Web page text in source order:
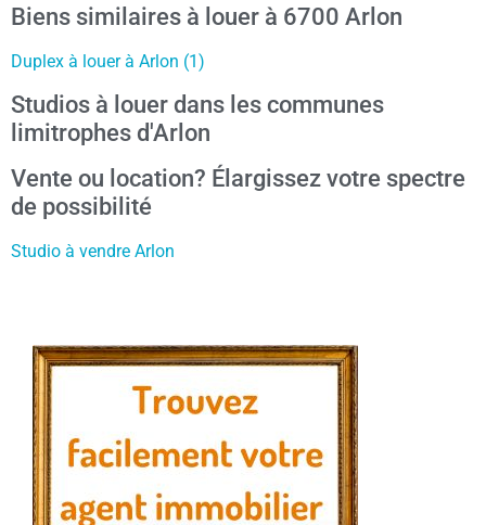
Biens similaires à louer à 6700 Arlon
Duplex à louer à Arlon (1)
Studios à louer dans les communes
limitrophes d'Arlon
Vente ou location? Élargissez votre spectre
de possibilité
Studio à vendre Arlon